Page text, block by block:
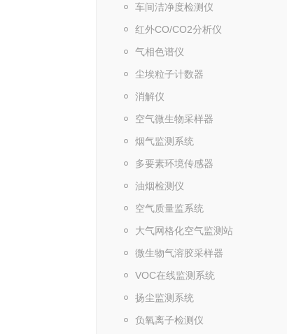
车间洁净度检测仪
红外CO/CO2分析仪
气相色谱仪
尘埃粒子计数器
消解仪
空气微生物采样器
烟气监测系统
多要素环境传感器
油烟检测仪
空气质量监系统
大气网格化空气监测站
微生物气溶胶采样器
VOC在线监测系统
扬尘监测系统
负氧离子检测仪